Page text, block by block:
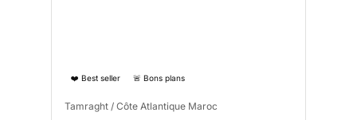
❤️ Best seller 🚨 Bons plans
Tamraght / Côte Atlantique Maroc